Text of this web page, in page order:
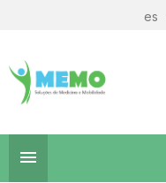
es
